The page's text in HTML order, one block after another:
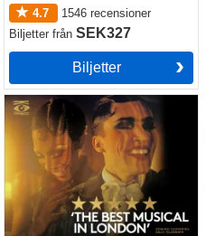
4.7 1546 recensioner
BiljetterfrånSEK327
Biljetter
Cabaret